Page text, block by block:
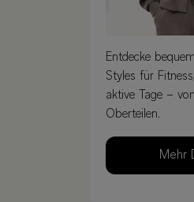
Entdecke
Styles für
aktive Tage –
Oberteilen.
Mehr